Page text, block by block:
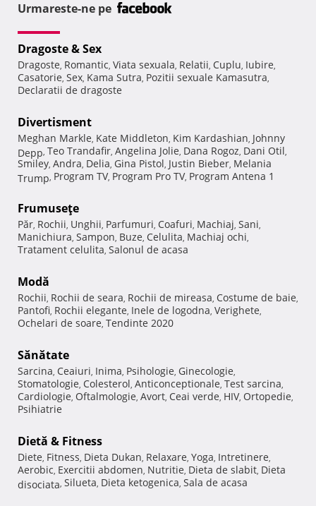
Urmareste-ne pe
Dragoste & Sex
Dragoste, Romantic, Viata sexuala, Relatii, Cuplu, Iubire,
Casatorie, Sex, Kama Sutra, Pozitii sexuale Kamasutra,
Declaratii de dragoste
Divertisment
Meghan Markle, Kate Middleton, Kim Kardashian, Johnny
Depp, Teo Trandafir, Angelina Jolie, Dana Rogoz, Dani Otil,
Smiley, Andra, Delia, Gina Pistol, Justin Bieber, Melania
Trump, Program TV, Program Pro TV, Program Antena 1
Frumuseţe
Păr, Rochii, Unghii, Parfumuri, Coafuri, Machiaj, Sani,
Manichiura, Sampon, Buze, Celulita, Machiaj ochi,
Tratament celulita, Salonul de acasa
Modă
Rochii, Rochii de seara, Rochii de mireasa, Costume de baie,
Pantofi, Rochii elegante, Inele de logodna, Verighete,
Ochelari de soare, Tendinte 2020
Sănătate
Sarcina, Ceaiuri, Inima, Psihologie, Ginecologie,
Stomatologie, Colesterol, Anticonceptionale, Test sarcina,
Cardiologie, Oftalmologie, Avort, Ceai verde, HIV, Ortopedie,
Psihiatrie
Dietă & Fitness
Diete, Fitness, Dieta Dukan, Relaxare, Yoga, Intretinere,
Aerobic, Exercitii abdomen, Nutritie, Dieta de slabit, Dieta
disociata, Silueta, Dieta ketogenica, Sala de acasa